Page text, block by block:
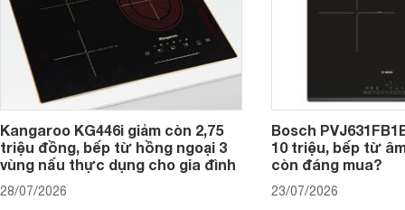
Kangaroo KG446i giảm còn 2,75
triệu đồng, bếp từ hồng ngoại 3
vùng nấu thực dụng cho gia đình
28/07/2026
Bosch
10 triệu, bếp từ
còn đáng mua?
23/07/2026